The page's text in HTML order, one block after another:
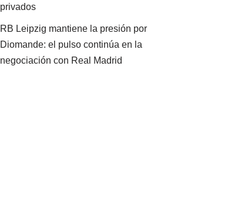
privados
RB Leipzig mantiene la presión por
Diomande: el pulso continúa en la
negociación con Real Madrid